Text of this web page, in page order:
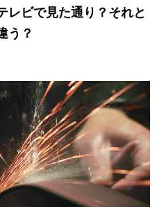
レビで見た通り？それと
う？